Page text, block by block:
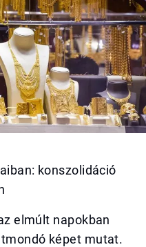
konszolidáció
elmúlt napokban
képet mutat.